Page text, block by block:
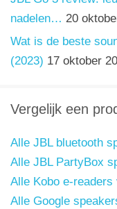
nadelen… 20
Wat is de beste
(2023) 17 oktober
Vergelijk een
Alle JBL bluetooth
Alle JBL PartyBox
Alle Kobo e-readers
Alle Google